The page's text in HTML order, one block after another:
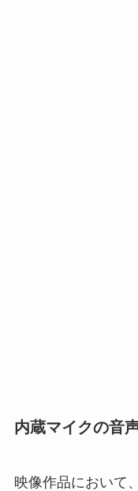
内蔵マイクの音
映像作品において